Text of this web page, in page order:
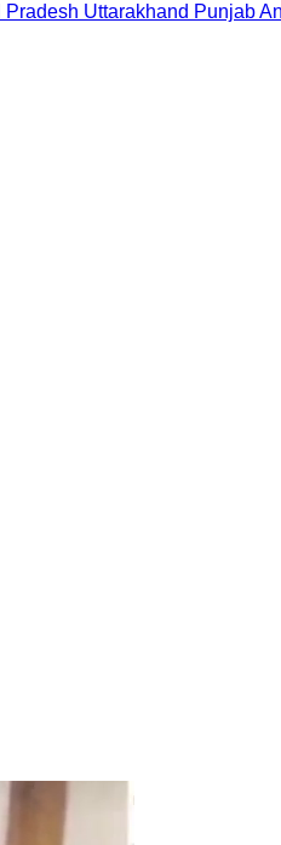
Pradesh Uttarakhand Punjab